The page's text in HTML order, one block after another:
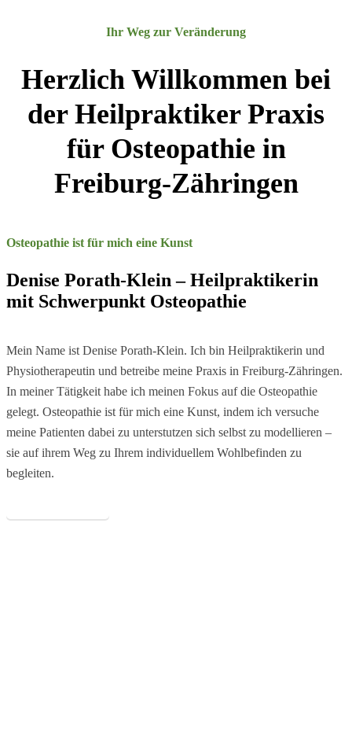
Ihr Weg zur Veränderung
Herzlich Willkommen bei
der Heilpraktiker Praxis
für Osteo­pathie in
Freiburg-Zähringen
Osteopathie ist für mich eine Kunst
Denise Porath-Klein – Heilpraktikerin
mit Schwerpunkt Osteopathie
Mein Name ist Denise Porath-Klein. Ich bin Heilpraktikerin und
Physiotherapeutin und betreibe meine Praxis in Freiburg-Zähringen.
In meiner Tätigkeit habe ich meinen Fokus auf die Osteopathie
gelegt. Osteopathie ist für mich eine Kunst, indem ich versuche
meine Patienten dabei zu unterstutzen sich selbst zu modellieren –
sie auf ihrem Weg zu Ihrem individuellem Wohlbefinden zu
begleiten.